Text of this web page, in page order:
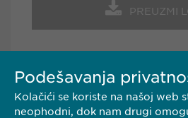
PREUZMI
KONTAKT
Podešavanja
Kolačići se koriste na našoj web
neophodni, dok nam drugi